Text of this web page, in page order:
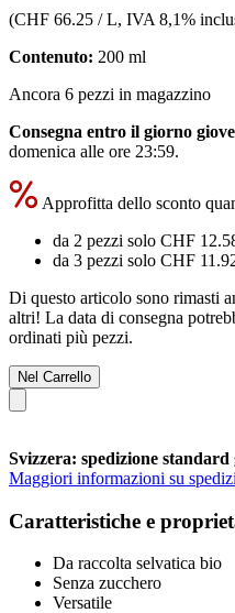
(CHF 66.25 / L, IVA 8,1%
Contenuto: 200 ml
Ancora 6 pezzi in magazzino
Consegna entro il giorno
domenica alle ore 23:59.
Approfitta dello sconto
da 2 pezzi solo CHF
da 3 pezzi solo CHF
Di questo articolo sono rimasti
altri! La data di consegna
ordinati più pezzi.
Nel Carrello
Svizzera: spedizione
Maggiori informazioni su
Caratteristiche e
Da raccolta selvatica bio
Senza zucchero
Versatile